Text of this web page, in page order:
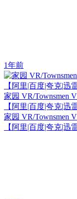
1年前
家园 VR/Townsmen
【阿里|百度|夸克|迅
家园 VR/Townsmen
【阿里|百度|夸克|迅